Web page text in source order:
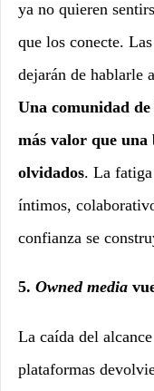
ya no quieren
que los conecte.
dejarán de hablarle
Una comunidad de
más valor que una
olvidados. La
íntimos,
confianza se
5. Owned media
La caída del
plataformas